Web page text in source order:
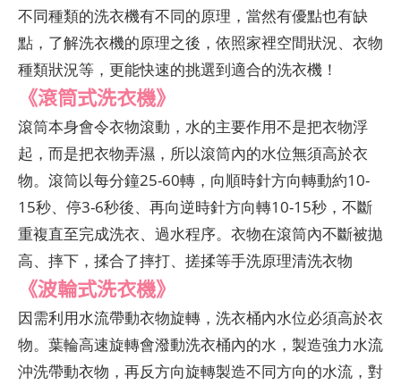
不同種類的洗衣機有不同的原理，當然有優點也有缺
點，了解洗衣機的原理之後，依照家裡空間狀況、衣物
種類狀況等，更能快速的挑選到適合的洗衣機！
《滾筒式洗衣機》
滾筒本身會令衣物滾動，水的主要作用不是把衣物浮
起，而是把衣物弄濕，所以滾筒內的水位無須高於衣
物。滾筒以每分鐘25-60轉，向順時針方向轉動約10-
15秒、停3-6秒後、再向逆時針方向轉10-15秒，不斷
重複直至完成洗衣、過水程序。衣物在滾筒內不斷被拋
高、摔下，揉合了摔打、搓揉等手洗原理清洗衣物
《波輪式洗衣機》
因需利用水流帶動衣物旋轉，洗衣桶內水位必須高於衣
物。葉輪高速旋轉會潑動洗衣桶內的水，製造強力水流
沖洗帶動衣物，再反方向旋轉製造不同方向的水流，對